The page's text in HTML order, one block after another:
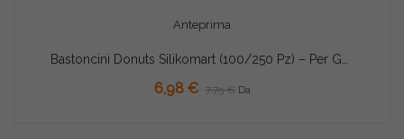
Anteprima
6,98 € 7,75 € Da